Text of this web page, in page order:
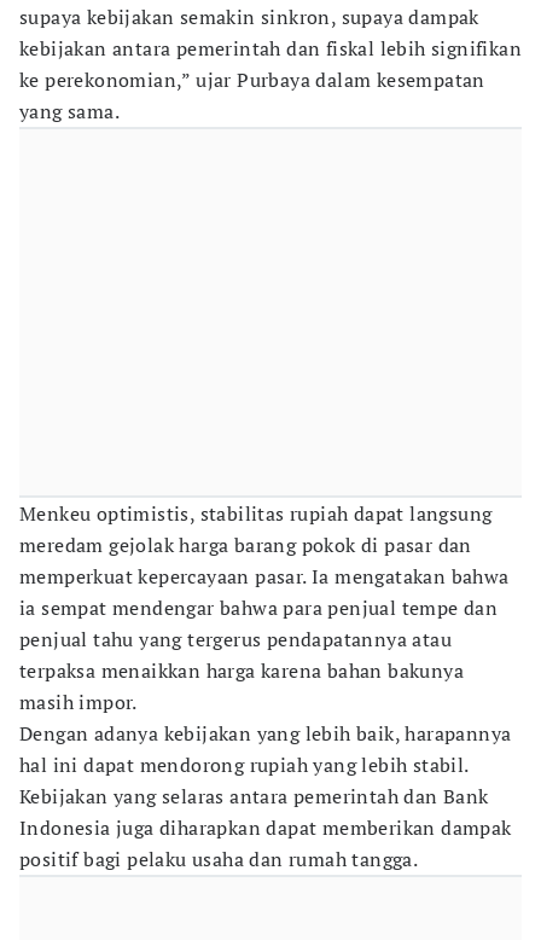
supaya kebijakan semakin sinkron, supaya dampak
kebijakan antara pemerintah dan fiskal lebih signifikan
ke perekonomian,” ujar Purbaya dalam kesempatan
yang sama.
Menkeu optimistis, stabilitas rupiah dapat langsung
meredam gejolak harga barang pokok di pasar dan
memperkuat kepercayaan pasar. Ia mengatakan bahwa
ia sempat mendengar bahwa para penjual tempe dan
penjual tahu yang tergerus pendapatannya atau
terpaksa menaikkan harga karena bahan bakunya
masih impor.
Dengan adanya kebijakan yang lebih baik, harapannya
hal ini dapat mendorong rupiah yang lebih stabil.
Kebijakan yang selaras antara pemerintah dan Bank
Indonesia juga diharapkan dapat memberikan dampak
positif bagi pelaku usaha dan rumah tangga.